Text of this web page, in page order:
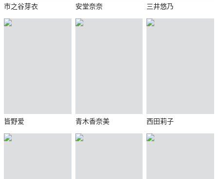
市之谷芽衣 安堂奈奈 三井悠乃
皆野爱 青木香奈美 西田莉子